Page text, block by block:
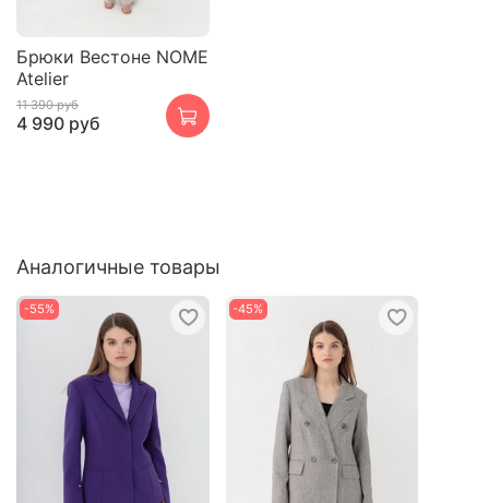
Брюки Вестоне NOME
Atelier
11 390 руб
4 990 руб
Аналогичные товары
-55% -45%